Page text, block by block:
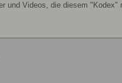
und Videos, die diesem